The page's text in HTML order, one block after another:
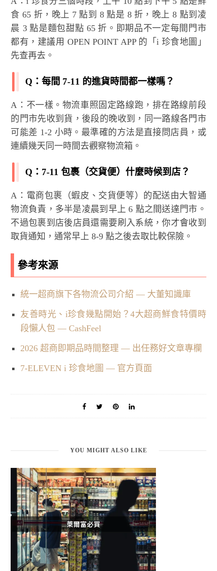
食 65 折，晚上 7 點到 8 點是 8 折，晚上 8 點到凌
晨 3 點是麵包甜點 65 折。即期品不一定每間門市
都有，建議用 OPEN POINT APP 的「i 珍食地圖」
先查再去。
Q：每間 7-11 的進貨時間都一樣嗎？
A：不一樣。物流車照固定路線跑，排在路線前段
的門市先收到貨，後段的晚收到，同一路線各門市
可能差 1-2 小時。最準確的方法是直接問店員，或
連續幾天同一時間去觀察物流箱。
Q：7-11 包裹（交貨便）什麼時候到店？
A：電商包裹（蝦皮、交貨便等）的配送由大智通
物流負責，多半是凌晨到早上 6 點之間送達門市。
不過包裹到店後店員還需要刷入系統，你才會收到
取貨通知，通常早上 8-9 點之後去取比較保險。
參考來源
統一超商旗下各物流公司介紹 — 大董知識庫
友善時光、i珍食幾點開始？4大超商鮮食特價時
段懶人包 — CashFeel
2026 超商即期品時間整理 — 出任務好文章專欄
7-ELEVEN i 珍食地圖 — 官方頁面
YOU MIGHT ALSO LIKE